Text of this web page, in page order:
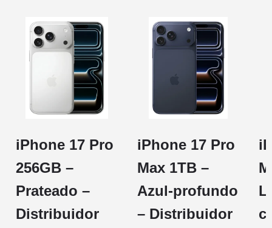
iPhone 17 Pro
256GB –
Prateado –
Distribuidor
iPhone 17 Pro
Max 1TB –
Azul-profundo
– Distribuidor